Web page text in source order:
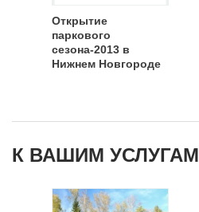
Открытие
паркового
сезона-2013 в
Нижнем Новгороде
К ВАШИМ УСЛУГАМ